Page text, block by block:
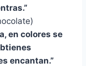
en colores se
encantan.”